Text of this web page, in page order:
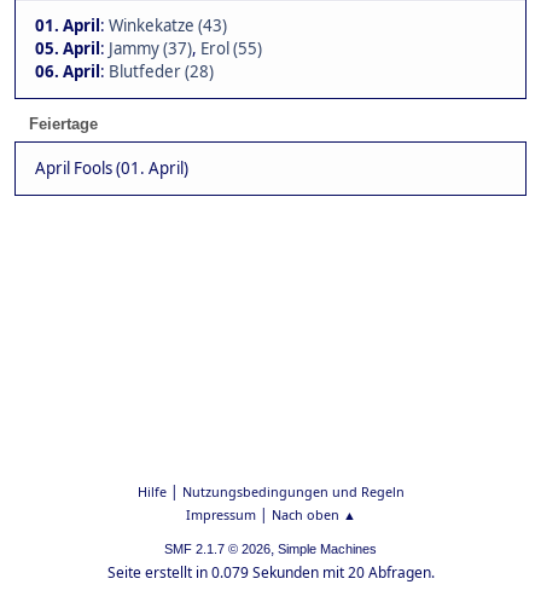
01. April: Winkekatze (43)
05. April: Jammy (37), Erol (55)
06. April: Blutfeder (28)
Feiertage
April Fools (01. April)
Hilfe| Nutzungsbedingungen und Regeln
Impressum| Nach oben ▲
SMF 2.1.7 © 2026, Simple Machines
Seite erstellt in 0.079 Sekunden mit 20 Abfragen.